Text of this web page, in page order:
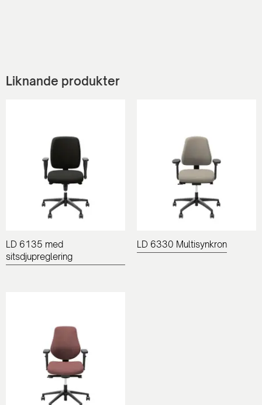
Liknande produkter
LD 6135 med
sitsdjupreglering
LD 6330 Multisynkron